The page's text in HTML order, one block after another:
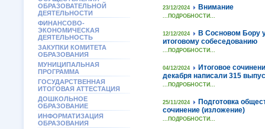
ОБРАЗОВАТЕЛЬНОЙ
ДЕЯТЕЛЬНОСТИ
ФИНАНСОВО-
ЭКОНОМИЧЕСКАЯ
ДЕЯТЕЛЬНОСТЬ
ЗАКУПКИ КОМИТЕТА
ОБРАЗОВАНИЯ
МУНИЦИПАЛЬНАЯ
ПРОГРАММА
ГОСУДАРСТВЕННАЯ
ИТОГОВАЯ АТТЕСТАЦИЯ
ДОШКОЛЬНОЕ
ОБРАЗОВАНИЕ
ИНФОРМАТИЗАЦИЯ
ОБРАЗОВАНИЯ
23/12/2024 Внимание
...ПОДРОБНОСТИ...
12/12/2024
В Сосновом Бору
итоговому собеседованию
...ПОДРОБНОСТИ...
04/12/2024
Итоговое
декабря написали 315
...ПОДРОБНОСТИ...
25/11/2024
Подготовка
сочинение (изложение)
...ПОДРОБНОСТИ...